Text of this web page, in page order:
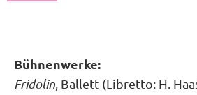
Bühnenwerke:
Fridolin, Ballett (Libretto: H.